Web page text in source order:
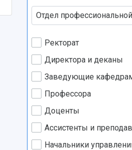
Отдел
Ректорат
Директора и деканы
Заведующие
Профессора
Доценты
Ассистенты и
Начальники